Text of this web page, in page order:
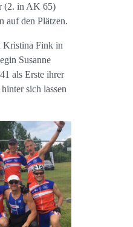
(2. in AK 65)
auf den Plätzen.
Kristina Fink in
Susanne
als Erste ihrer
sich lassen